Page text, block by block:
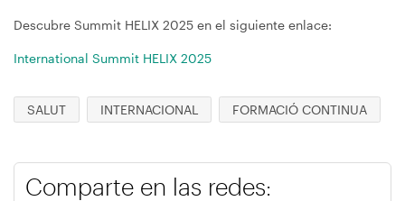
Descubre Summit HELIX 2025 en el siguiente enlace:
International Summit HELIX 2025
SALUT INTERNACIONAL FORMACIÓ CONTINUA
Comparte en las redes: